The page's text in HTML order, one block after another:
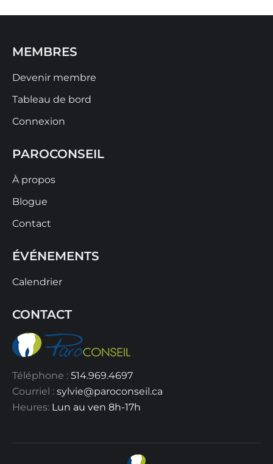
MEMBRES
Devenir membre
Tableau de bord
Connexion
PAROCONSEIL
À propos
Blogue
Contact
ÉVÉNEMENTS
Calendrier
CONTACT
Téléphone : 514.969.4697
Courriel : sylvie@paroconseil.ca
Heures: Lun au ven 8h-17h